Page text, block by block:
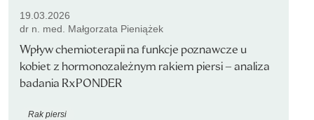
19.03.2026
dr n. med. Małgorzata Pieniążek
Wpływ chemioterapii na funkcje poznawcze u
kobiet z hormonozależnym rakiem piersi – analiza
badania RxPONDER
Rak piersi